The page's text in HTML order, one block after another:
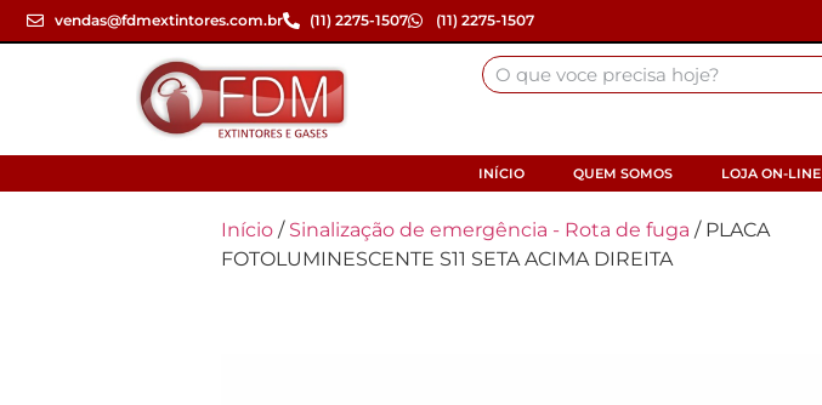
vendas@fdmextintores.com.br (11) 2275-1507 (11) 2275-1507
INÍCIO QUEM SOMOS LOJA ON-LINE
Início / Sinalização de emergência - Rota de fuga / PLACA
FOTOLUMINESCENTE S11 SETA ACIMA DIREITA